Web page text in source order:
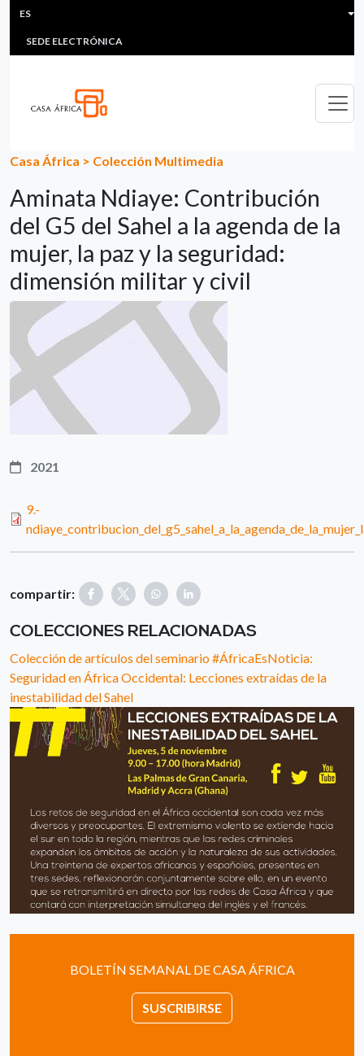
Pasar al contenido principal
HEADER MENU
MULTIMEDIA
SEDE ELECTRÓNICA
ES
Casa África > Colección Multimedia
Aminata Ndiaye: Contribución
del G5 del Sahel a la agenda de la
mujer, la paz y la seguridad:
dimensión militar y civil
2021
9.-
compartir:
COLECCIONES RELACIONADAS
Colección de artículos del seminario #ÁfricaEsNoticia:
Seguridad en África Occidental: Lecciones extraídas de la
inestabilidad del Sahel
BOLETÍN SEMANAL DE CASA ÁFRICA
SUSCRIBIRSE